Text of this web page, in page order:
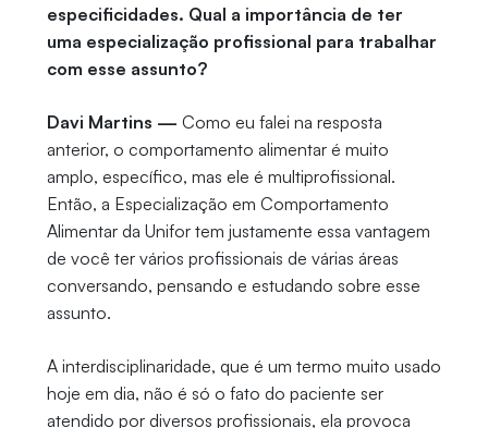
especificidades. Qual a importância de ter
uma especialização profissional para trabalhar
com esse assunto?
Davi Martins — Como eu falei na resposta
anterior, o comportamento alimentar é muito
amplo, específico, mas ele é multiprofissional.
Então, a Especialização em Comportamento
Alimentar da Unifor tem justamente essa vantagem
de você ter vários profissionais de várias áreas
conversando, pensando e estudando sobre esse
assunto.
A interdisciplinaridade, que é um termo muito usado
hoje em dia, não é só o fato do paciente ser
atendido por diversos profissionais, ela provoca